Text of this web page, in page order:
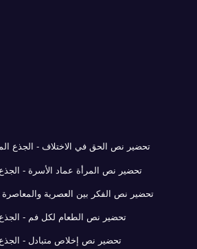
تحضير نص الحق في الاختلاف - الجذع
تحضير نص المرأة عماد الأسرة -
تحضير نص الفكر بين العصرية
تحضير نص الطعام لكل فم -
تحضير نص إخلاص متبادل -